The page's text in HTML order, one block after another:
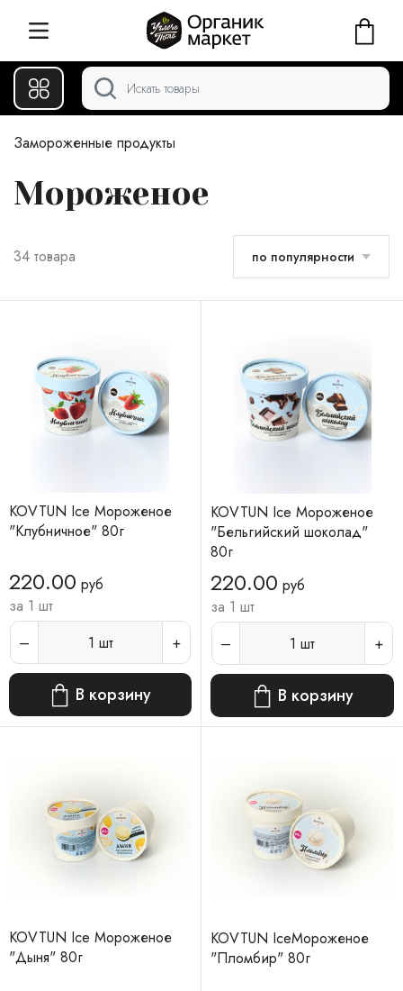
Замороженные продукты
Мороженое
34 товара по популярности
KOVTUN Ice Мороженое
"Клубничное" 80г
220.00 руб
за 1 шт
1 шт
В корзину
KOVTUN Ice Мороженое
"Бельгийский шоколад"
80г
220.00 руб
за 1 шт
1 шт
В корзину
KOVTUN Ice Мороженое
"Дыня" 80г
KOVTUN IceМороженое
"Пломбир" 80г